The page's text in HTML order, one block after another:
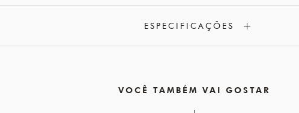
ESPECIFICAÇÕES
VOCÊ TAMBÉM VAI GOSTAR